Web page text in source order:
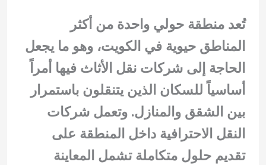
تُعد منطقة حولي واحدة من أكثر
المناطق حيوية في الكويت، وهو ما يجعل
الحاجة إلى شركات نقل الأثاث فيها أمراً
أساسياً للسكان الذين يتنقلون باستمرار
بين الشقق والمنازل. وتعمل شركات
النقل الاحترافية داخل المنطقة على
تقديم حلول متكاملة تشمل المعاينة